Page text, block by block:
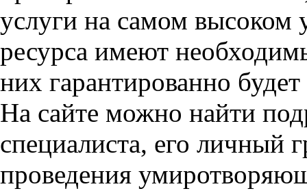
услуги на самом высоком
ресурса имеют
них гарантированно
На сайте можно найти
специалиста, его личный
проведения